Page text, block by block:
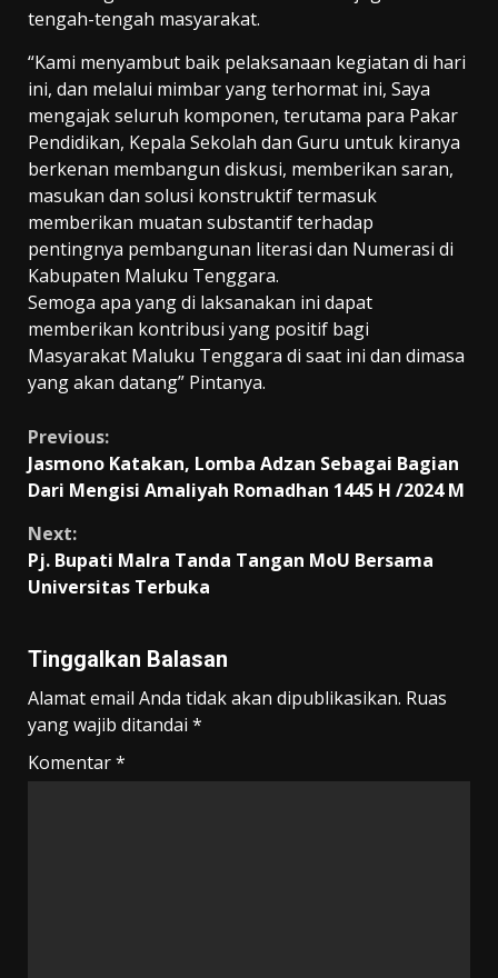
tengah-tengah masyarakat.
“Kami menyambut baik pelaksanaan kegiatan di hari
ini, dan melalui mimbar yang terhormat ini, Saya
mengajak seluruh komponen, terutama para Pakar
Pendidikan, Kepala Sekolah dan Guru untuk kiranya
berkenan membangun diskusi, memberikan saran,
masukan dan solusi konstruktif termasuk
memberikan muatan substantif terhadap
pentingnya pembangunan literasi dan Numerasi di
Kabupaten Maluku Tenggara.
Semoga apa yang di laksanakan ini dapat
memberikan kontribusi yang positif bagi
Masyarakat Maluku Tenggara di saat ini dan dimasa
yang akan datang” Pintanya.
Continue
Reading
Previous:
Jasmono Katakan, Lomba Adzan Sebagai Bagian
Dari Mengisi Amaliyah Romadhan 1445 H /2024 M
Next:
Pj. Bupati Malra Tanda Tangan MoU Bersama
Universitas Terbuka
Tinggalkan Balasan
Alamat email Anda tidak akan dipublikasikan. Ruas
yang wajib ditandai *
Komentar*